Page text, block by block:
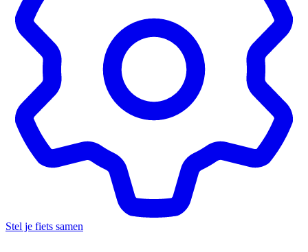
Stel je fiets samen